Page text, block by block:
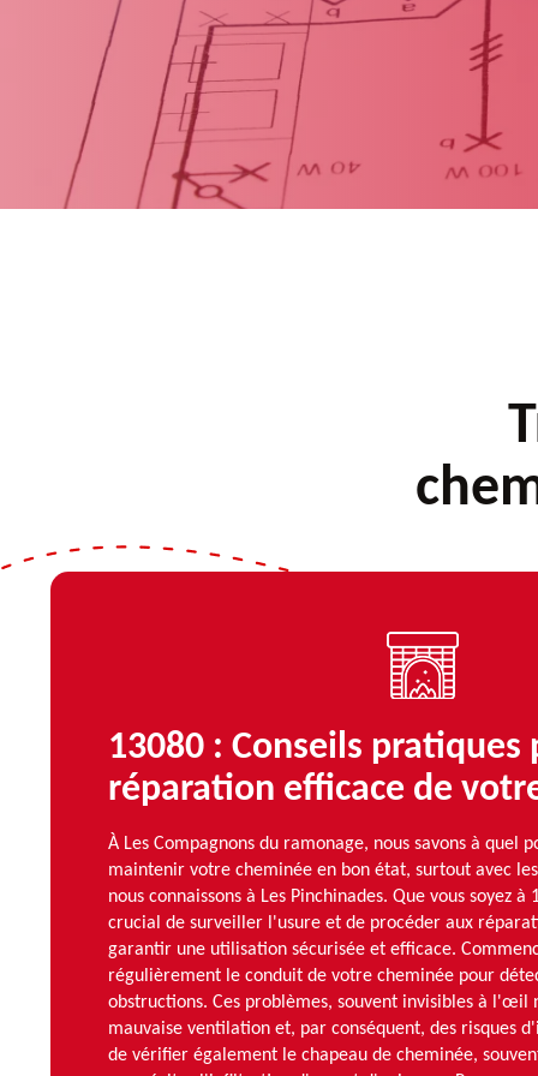
13080 : Conseils pratiques
réparation efficace de
À Les Compagnons du ramonage, nous savons à quel
maintenir votre cheminée en bon état, surtout avec
nous connaissons à Les Pinchinades. Que vous soyez
crucial de surveiller l'usure et de procéder aux
garantir une utilisation sécurisée et efficace.
régulièrement le conduit de votre cheminée pour
obstructions. Ces problèmes, souvent invisibles à l'œil
mauvaise ventilation et, par conséquent, des risques
de vérifier également le chapeau de cheminée,